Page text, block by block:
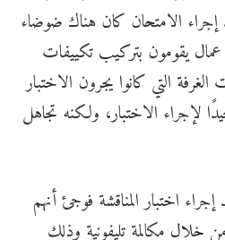
إجراء الامتحان كان هناك ضوضاء
يقومون بتركيب تكييفات
الغرفة التي كانوا يجرون الاختبار
لإجراء الاختبار، ولكنه تجاهل
اختبار المناقشة فوجئ أنهم
خلال مكالمة تليفونية وذلك